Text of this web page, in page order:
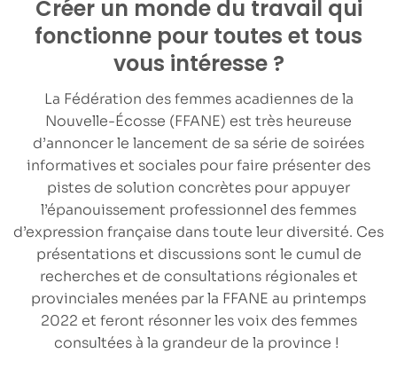
Créer un monde du travail qui
fonctionne pour toutes et tous
vous intéresse ?
La Fédération des femmes acadiennes de la
Nouvelle-Écosse (FFANE) est très heureuse
d’annoncer le lancement de sa série de soirées
informatives et sociales pour faire présenter des
pistes de solution concrètes pourappuyer
l’épanouissement professionnel des femmes
d’expression française dans toute leur diversité. Ces
présentations et discussions sont le cumul de
recherches et de consultations régionales et
provinciales menées par la FFANE au printemps
2022 et feront résonner les voix des femmes
consultées à la grandeur de la province !